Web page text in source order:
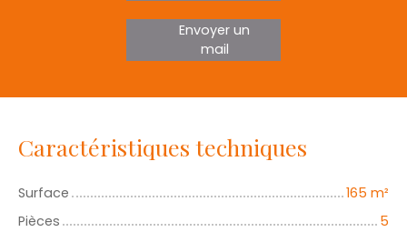
Envoyer un
mail
Caractéristiques techniques
Surface 165 m²
Pièces
5